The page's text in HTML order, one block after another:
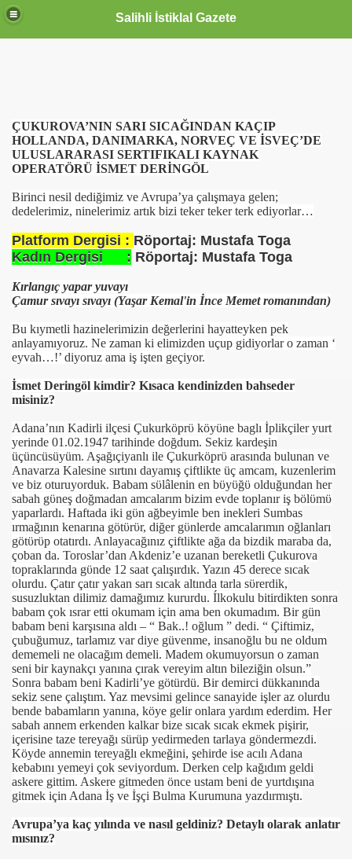
Salihli İstiklal Gazete
ÇUKUROVA’NIN SARI SICAĞINDAN KAÇIP
HOLLANDA, DANIMARKA, NORVEÇ VE İSVEÇ’DE
ULUSLARARASI SERTIFIKALI KAYNAK
OPERATÖRÜ İSMET DERİNGÖL
Birinci nesil dediğimiz ve Avrupa’ya çalışmaya gelen;
dedelerimiz, ninelerimiz artık bizi teker teker terk ediyorlar…
Platform Dergisi : Röportaj: Mustafa Toga
Kadın Dergisi : Röportaj: Mustafa Toga
Kırlangıç yapar yuvayı
Çamur sıvayı sıvayı (Yaşar Kemal'in İnce Memet romanından)
Bu kıymetli hazinelerimizin değerlerini hayatteyken pek
anlayamıyoruz. Ne zaman ki elimizden uçup gidiyorlar o zaman ‘
eyvah…!’ diyoruz ama iş işten geçiyor.
İsmet Deringöl kimdir? Kısaca kendinizden bahseder
misiniz?
Adana’nın Kadirli ilçesi Çukurköprϋ köyϋne baglı İplikçiler yurt
yerinde 01.02.1947 tarihinde doğdum. Sekiz kardeşin
üçüncüsüyüm. Aşağıçiyanlı ile Çukurköprϋ arasında bulunan ve
Anavarza Kalesine sırtını dayamış çiftlikte üç amcam, kuzenlerim
ve biz oturuyorduk. Babam sϋlâlenin en bϋyϋğϋ olduğundan her
sabah gϋneş doğmadan amcalarım bizim evde toplanır iş bölϋmϋ
yaparlardı. Haftada iki gϋn ağbeyimle ben inekleri Sumbas
ırmağının kenarına götϋrϋr, diğer gϋnlerde amcalarımın oğlanları
götϋrϋp otatırdı. Anlayacağınız çiftlikte ağa da bizdik maraba da,
çoban da. Toroslar’dan Akdeniz’e uzanan bereketli Çukurova
topraklarında gϋnde 12 saat çalışırdık. Yazın 45 derece sıcak
olurdu. Çatır çatır yakan sarı sıcak altında tarla sϋrerdik,
susuzluktan dilimiz damağımız kururdu. Ílkokulu bitirdikten sonra
babam çok ısrar etti okumam için ama ben okumadım. Bir gün
babam beni karşısına aldı – “ Bak..! oğlum ” dedi. “ Çiftimiz,
çubuğumuz, tarlamız var diye güvenme, insanoğlu bu ne oldum
dememeli ne olacağım demeli. Madem okumuyorsun o zaman
seni bir kaynakçı yanına çırak vereyim altın bileziğin olsun.”
Sonra babam beni Kadirli’ye götürdü. Bir demirci dükkanında
sekiz sene çalıştım. Yaz mevsimi gelince sanayide işler az olurdu
bende babamların yanına, köye gelir onlara yardım ederdim. Her
sabah annem erkenden kalkar bize sıcak sıcak ekmek pişirir,
içerisine taze tereyağı sürüp yedirmeden tarlaya göndermezdi.
Köyde annemin tereyağlı ekmeğini, şehirde ise acılı Adana
kebabını yemeyi çok seviyordum. Derken celp kağıdım geldi
askere gittim. Askere gitmeden önce ustam beni de yurtdışına
gitmek için Adana İş ve İşçi Bulma Kurumuna yazdırmıştı.
Avrupa’ya kaç yılında ve nasıl geldiniz? Detaylı olarak anlatır
mısınız?